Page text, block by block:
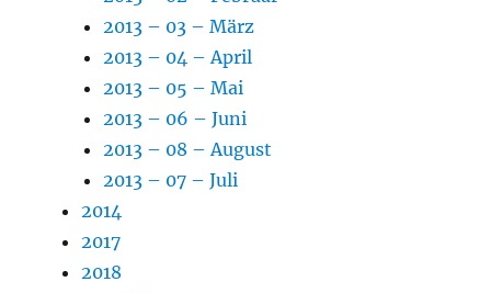
2013 – 03 – März
2013 – 04 – April
2013 – 05 – Mai
2013 – 06 – Juni
2013 – 08 – August
2013 – 07 – Juli
2014
2017
2018